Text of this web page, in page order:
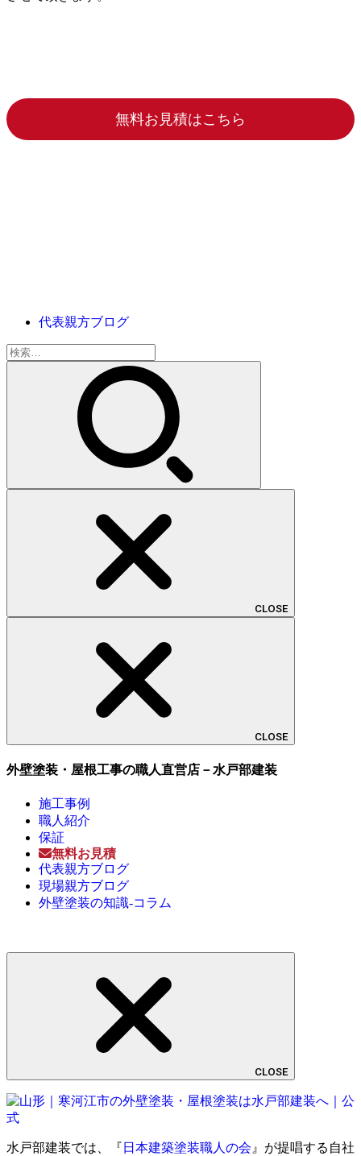
無料お見積はこちら
代表親方ブログ
検
索:
CLOSE
CLOSE
外壁塗装・屋根工事の職人直営店－水戸部建装
施工事例
職人紹介
保証
無料お見積
代表親方ブログ
現場親方ブログ
外壁塗装の知識-コラム
CLOSE
水戸部建装では、『 日本建築塗装職人の会 』が提唱する自社